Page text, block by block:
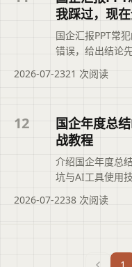
我踩过，现
国企汇报PPT常
错误，给出结论
方法，并介绍万
技巧及演讲配合
看原文。
2026-07-2321 次阅读
12
国企年度总
战教程
介绍国企年度总
坑与AI工具使用
不足、改进计划
汇报框架，避免
要查看原文。
2026-07-2238 次阅读